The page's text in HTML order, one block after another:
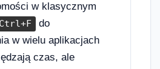
w klasycznym
Ctrl+F
do
w wielu aplikacjach
czas, ale